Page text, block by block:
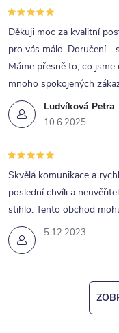
Ludvíková Petra
10.6.2025
Děkuji moc za kvalitní
pro vás málo. Doručení -
Máme přesně to, co
mnoho spokojených
5.12.2023
Skvělá komunikace a
poslední chvíli a
stihlo. Tento obchod